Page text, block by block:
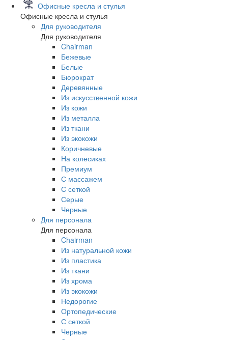
Офисные кресла и стулья
Офисные кресла и стулья
Для руководителя
Для руководителя
Chairman
Бежевые
Белые
Бюрократ
Деревянные
Из искусственной кожи
Из кожи
Из металла
Из ткани
Из экокожи
Коричневые
На колесиках
Премиум
С массажем
С сеткой
Серые
Черные
Для персонала
Для персонала
Chairman
Из натуральной кожи
Из пластика
Из ткани
Из хрома
Из экокожи
Недорогие
Ортопедические
С сеткой
Черные